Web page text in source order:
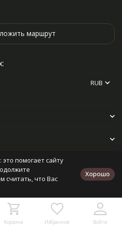
Корзина Избранное Войти
маршрут
RUB
помогает сайту
считать, что Вас
Хорошо